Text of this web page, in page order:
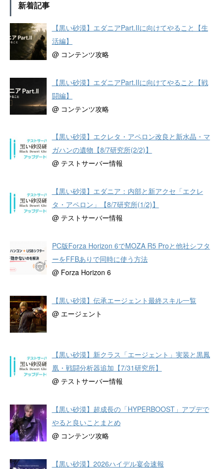
新着記事
【黒い砂漠】エダニアPart.IIに向けてやること【生
活編】
@ コンテンツ攻略
【黒い砂漠】エダニアPart.IIに向けてやること【戦
闘編】
@ コンテンツ攻略
【黒い砂漠】エクレタ・アペロン改良と新水晶・マ
ガハンの遺物【8/7研究所(2/2)】
@ テストサーバー情報
【黒い砂漠】エダニア：内部と新アクセ「エクレ
タ・アペロン」【8/7研究所(1/2)】
@ テストサーバー情報
PC版Forza Horizon 6でMOZA R5 Proと他社シフタ
ーをFFBありで同時に使う方法
@ Forza Horizon 6
【黒い砂漠】伝承エージェント最終スキル一覧
@ エージェント
【黒い砂漠】新クラス「エージェント」実装と黒鳳
凰・戦闘分析器追加【7/31研究所】
@ テストサーバー情報
【黒い砂漠】超成長の「HYPERBOOST」アプデで
やると良いことまとめ
@ コンテンツ攻略
【黒い砂漠】2026ハイデル宴会速報